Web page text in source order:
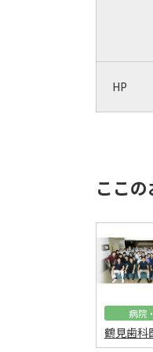
HP
ここ
病院
鶴見歯科